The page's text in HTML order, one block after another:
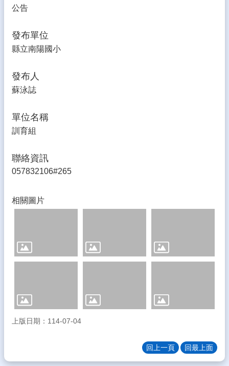
校
化
縣
數
進
軟
宣
導
區
餐
報
報
縣
公告
發布單位
縣立南陽國小
發布人
蘇泳誌
單位名稱
訓育組
聯絡資訊
057832106#265
相關圖片
上版日期：114-07-04
回上一頁 回最上面